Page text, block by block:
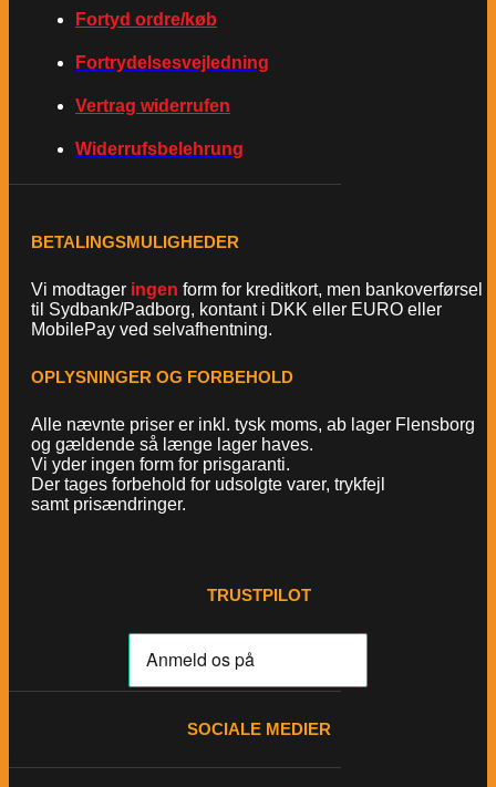
Fortyd ordre/køb
Fortrydelsesvejledning
Vertrag widerrufen
Widerrufsbelehrung
BETALINGSMULIGHEDER
Vi modtager ingen form for kreditkort, men bankoverførsel
til Sydbank/Padborg, kontant i DKK eller EURO eller
MobilePay ved selvafhentning.
OPLYSNINGER OG FORBEHOLD
Alle nævnte priser er inkl. tysk moms, ab lager Flensborg
og gældende så længe lager haves.
Vi yder ingen form for prisgaranti.
Der tages forbehold for udsolgte varer, trykfejl
samt prisændringer.
TRUSTPILOT
SOCIALE MEDIER